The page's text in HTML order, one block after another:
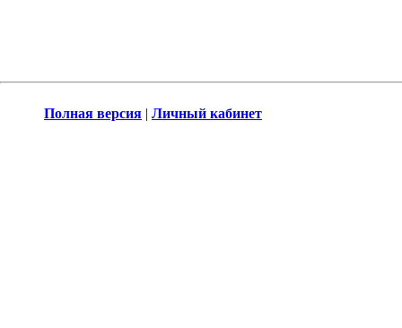
Полная версия | Личный кабинет